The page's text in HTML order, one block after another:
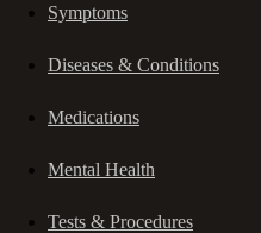
Symptoms
Diseases & Conditions
Medications
Mental Health
Tests & Procedures